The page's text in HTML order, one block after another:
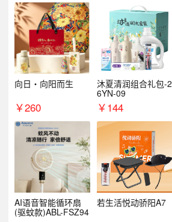
向日・向阳而生
￥260
沐夏清润组合礼包-2
6YN-09
￥144
AI语音智能循环扇
(驱蚊款)ABL-FSZ94
若生活悦动骄阳A7